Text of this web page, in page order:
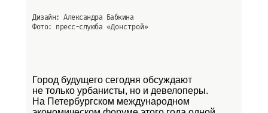
Дизайн: Александра Бабкина
Фото: пресс-слуюба «Донстрой»
Город будущего сегодня обсуждают
не только урбанисты, но и девелоперы.
На Петербургском международном